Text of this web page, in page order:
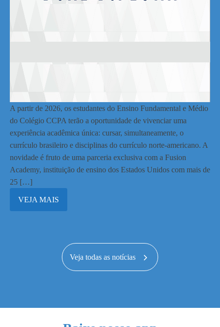
A partir de 2026, os estudantes do Ensino Fundamental e Médio
do Colégio CCPA terão a oportunidade de vivenciar uma
experiência acadêmica única: cursar, simultaneamente, o
currículo brasileiro e disciplinas do currículo norte-americano. A
novidade é fruto de uma parceria exclusiva com a Fusion
Academy, instituição de ensino dos Estados Unidos com mais de
25 […]
VEJA MAIS
Veja todas as notícias